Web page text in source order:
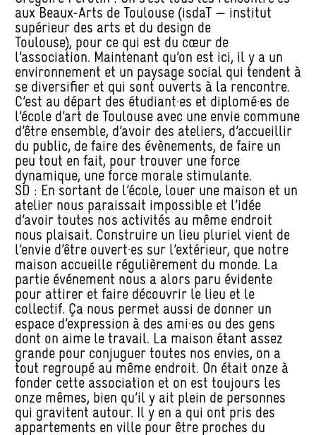
aux Beaux-Arts de Toulouse (isdaT — institut
supérieur des arts et du design de
Toulouse), pour ce qui est du cœur de
l’association. Maintenant qu’on est ici, il y a un
environnement et un paysage social qui tendent à
se diversifier et qui sont ouverts à la rencontre.
C’est au départ des étudiant·es et diplomé·es de
l’école d’art de Toulouse avec une envie commune
d’être ensemble, d’avoir des ateliers, d’accueillir
du public, de faire des évènements, de faire un
peu tout en fait, pour trouver une force
dynamique, une force morale stimulante.
SD : En sortant de l’école, louer une maison et un
atelier nous paraissait impossible et l’idée
d’avoir toutes nos activités au même endroit
nous plaisait. Construire un lieu pluriel vient de
l’envie d’être ouvert·es sur l’extérieur, que notre
maison accueille régulièrement du monde. La
partie événement nous a alors paru évidente
pour attirer et faire découvrir le lieu et le
collectif. Ça nous permet aussi de donner un
espace d’expression à des ami·es ou des gens
dont on aime le travail. La maison étant assez
grande pour conjuguer toutes nos envies, on a
tout regroupé au même endroit. On était onze à
fonder cette association et on est toujours les
onze mêmes, bien qu’il y ait plein de personnes
qui gravitent autour. Il y en a qui ont pris des
appartements en ville pour être proches du